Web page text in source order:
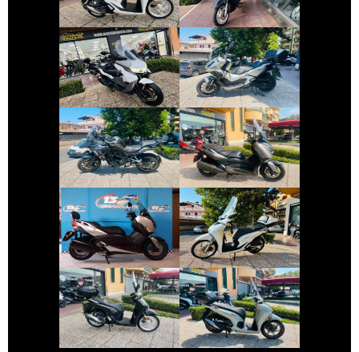
BMW SERIE-C
€ 4.390 €
HONDA ADV-350
€ 4.490 €
BENELLI TRK
€ 3.499 €
YAMAHA XMAX
€ 3.290 €
YAMAHA XMAX
€ 4.390 €
HONDA SH
€ 2.890 €
HONDA SH
€ 2.650 €
HONDA SH
€ 4.490 €